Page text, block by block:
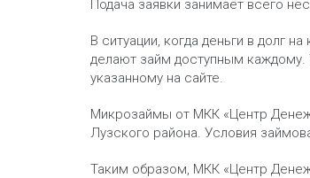
Подача заявки занимает всего
В ситуации, когда деньги в долг
делают займ доступным каждому.
указанному на сайте.
Микрозаймы от МКК «Центр
Лузского района. Условия
Таким образом, МКК «Центр